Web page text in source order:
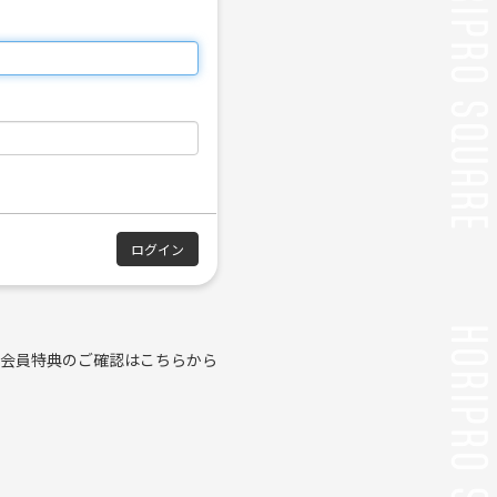
会員特典のご確認はこちらから